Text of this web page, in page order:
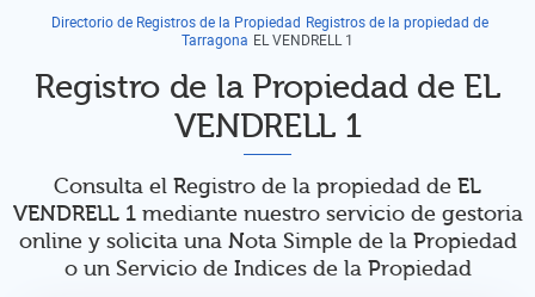
900 10 30 20
Login
Directorio de Registros de la Propiedad Registros de la propiedad de
Tarragona EL VENDRELL 1
Registro de la Propiedad de EL
VENDRELL 1
Consulta el Registro de la propiedad de EL
VENDRELL 1 mediante nuestro servicio de gestoria
online y solicita una Nota Simple de la Propiedad
o un Servicio de Indices de la Propiedad